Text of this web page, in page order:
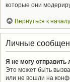
которые они
Вернуться к началу
Личные
Я не могу
Это может быть
или не вошли на